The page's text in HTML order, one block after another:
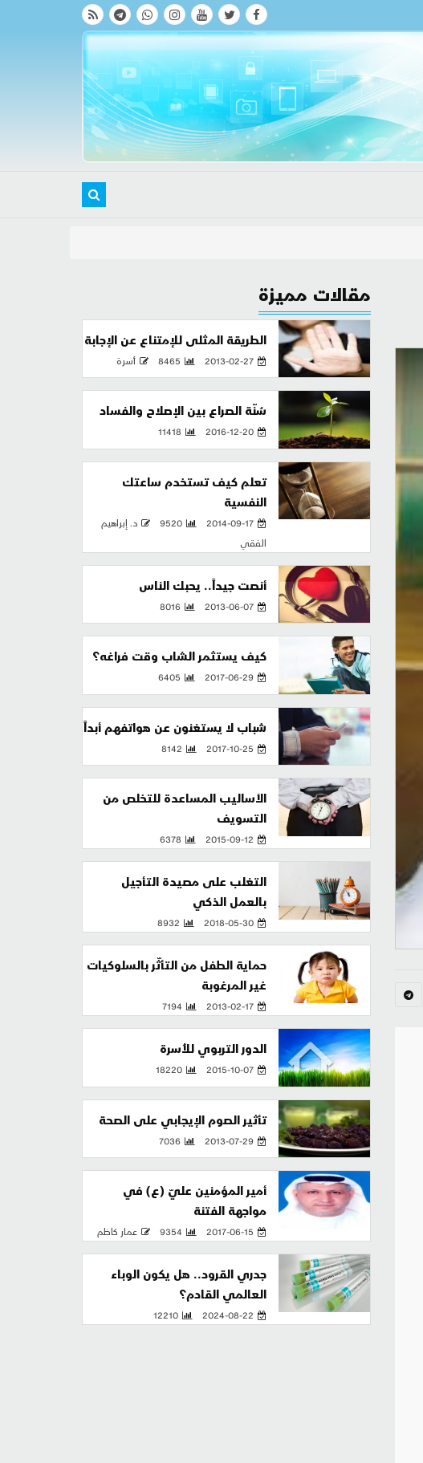
مقالات مميزة
الطريقة المثلى للإمتناع عن الإجابة
2013-02-27
8465 أسرة
سُنّة الصراع بين الإصلاح والفساد
2016-12-20
11418
تعلم كيف تستخدم ساعتك
النفسية
2014-09-17
9520
د. إبراهيم
الفقي
أنصت جيداً.. يحبك الناس
2013-06-07
8016
كيف يستثمر الشاب وقت فراغه؟
2017-06-29
6405
شباب لا يستغنون عن هواتفهم أبداً
2017-10-25
8142
الأساليب المساعدة للتخلص من
التسويف
2015-09-12
6378
التغلب على مصيدة التأجيل
بالعمل الذكي
2018-05-30
8932
حماية الطفل من التأثّر بالسلوكيات
غير المرغوبة
2013-02-17
7194
الدور التربوي للأُسرة
2015-10-07
18220
تأثير الصوم الإيجابي على الصحة
2013-07-29
7036
أمير المؤمنين عليّ (ع) في
مواجهة الفتنة
2017-06-15
9354 عمار كاظم
جدري القرود.. هل يكون الوباء
العالمي القادم؟
2024-08-22
12210